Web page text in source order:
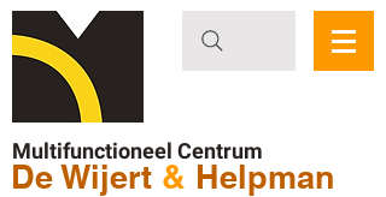
Multifunctioneel Centrum
De Wijert & Helpman